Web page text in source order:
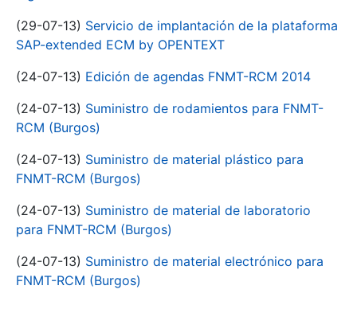
(29-07-13) Servicio de implantación de la plataforma
SAP-extended ECM by OPENTEXT
(24-07-13) Edición de agendas FNMT-RCM 2014
(24-07-13) Suministro de rodamientos para FNMT-
RCM (Burgos)
(24-07-13) Suministro de material plástico para
FNMT-RCM (Burgos)
(24-07-13) Suministro de material de laboratorio
para FNMT-RCM (Burgos)
(24-07-13) Suministro de material electrónico para
FNMT-RCM (Burgos)